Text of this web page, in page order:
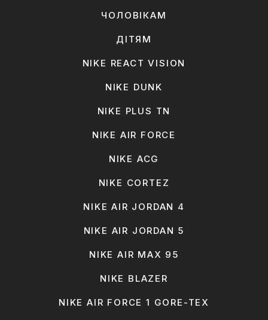
ЧОЛОВІКАМ
ДІТЯМ
NIKE REACT VISION
NIKE DUNK
NIKE PLUS TN
NIKE AIR FORCE
NIKE ACG
NIKE CORTEZ
NIKE AIR JORDAN 4
NIKE AIR JORDAN 5
NIKE AIR MAX 95
NIKE BLAZER
NIKE AIR FORCE 1 GORE-TEX